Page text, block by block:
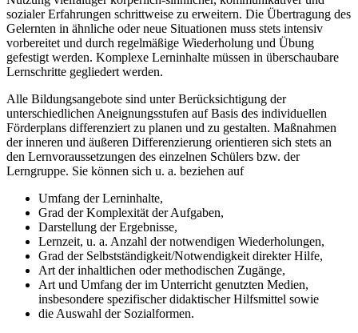
sozialer Erfahrungen schrittweise zu erweitern. Die Übertragung des
Gelernten in ähnliche oder neue Situationen muss stets intensiv
vorbereitet und durch regelmäßige Wiederholung und Übung
gefestigt werden. Komplexe Lerninhalte müssen in überschaubare
Lernschritte gegliedert werden.
Alle Bildungsangebote sind unter Berücksichtigung der
unterschiedlichen Aneignungsstufen auf Basis des individuellen
Förderplans differenziert zu planen und zu gestalten. Maßnahmen
der inneren und äußeren Differenzierung orientieren sich stets an
den Lernvoraussetzungen des einzelnen Schülers bzw. der
Lerngruppe. Sie können sich u. a. beziehen auf
Umfang der Lerninhalte,
Grad der Komplexität der Aufgaben,
Darstellung der Ergebnisse,
Lernzeit, u. a. Anzahl der notwendigen Wiederholungen,
Grad der Selbstständigkeit/Notwendigkeit direkter Hilfe,
Art der inhaltlichen oder methodischen Zugänge,
Art und Umfang der im Unterricht genutzten Medien,
insbesondere spezifischer didaktischer Hilfsmittel sowie
die Auswahl der Sozialformen.